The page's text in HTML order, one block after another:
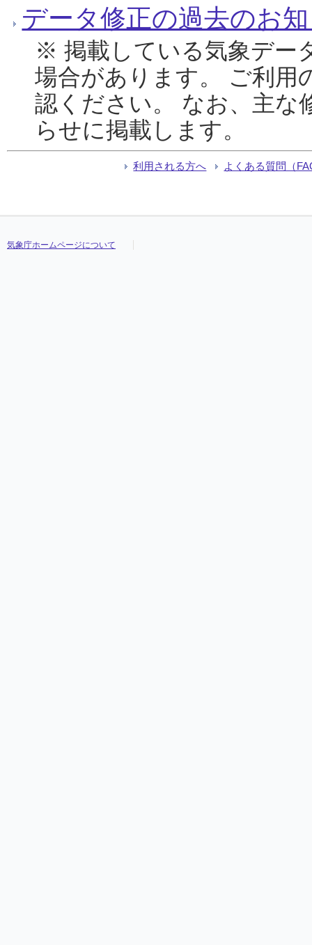
データ修正の過去のお
※ 掲載している気象デー
場合があります。 ご利用
認ください。 なお、主な
らせに掲載します。
利用される方へ よくある質問（
気象庁ホームページについて